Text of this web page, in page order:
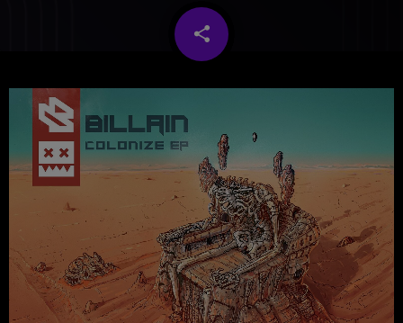
share
email